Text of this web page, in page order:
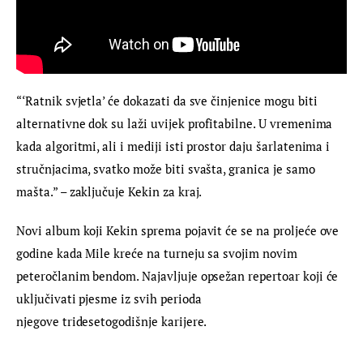
“‘Ratnik svjetla’ će dokazati da sve činjenice mogu biti
alternativne dok su laži uvijek profitabilne. U vremenima
kada algoritmi, ali i mediji isti prostor daju šarlatenima i
stručnjacima, svatko može biti svašta, granica je samo
mašta.” – zaključuje Kekin za kraj.
Novi album koji Kekin sprema pojavit će se na proljeće ove
godine kada Mile kreće na turneju sa svojim novim
peteročlanim bendom. Najavljuje opsežan repertoar koji će
uključivati pjesme iz svih perioda
njegove tridesetogodišnje karijere.